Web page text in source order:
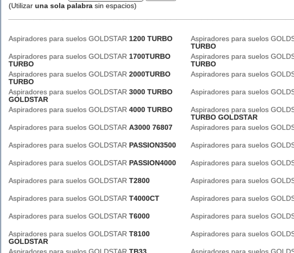
(Utilizar una sola palabra sin espacios)
Aspiradores para suelos GOLDSTAR 1200 TURBO Aspiradores para suelos
TURBO
Aspiradores para suelos GOLDSTAR 1700TURBO
TURBO
Aspiradores para suelos
TURBO
Aspiradores para suelos GOLDSTAR 2000TURBO
TURBO
Aspiradores para suelos
Aspiradores para suelos GOLDSTAR 3000 TURBO
GOLDSTAR
Aspiradores para suelos
Aspiradores para suelos GOLDSTAR 4000 TURBO Aspiradores para suelos
TURBO GOLDSTAR
Aspiradores para suelos GOLDSTAR A3000 76807 Aspiradores para suelos
Aspiradores para suelos GOLDSTAR PASSION3500 Aspiradores para suelos
Aspiradores para suelos GOLDSTAR PASSION4000 Aspiradores para suelos
Aspiradores para suelos GOLDSTAR T2800 Aspiradores para suelos
Aspiradores para suelos GOLDSTAR T4000CT Aspiradores para suelos
Aspiradores para suelos GOLDSTAR T6000 Aspiradores para suelos
Aspiradores para suelos GOLDSTAR T8100
GOLDSTAR
Aspiradores para suelos